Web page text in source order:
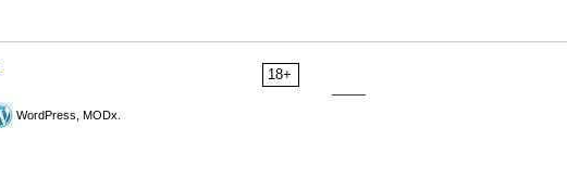
18+
WordPress, MODx.